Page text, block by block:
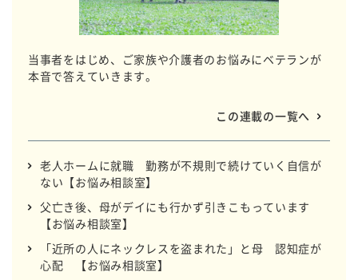
当事者をはじめ、ご家族や介護者のお悩みにベテランが
本音で答えていきます。
この連載の一覧へ
老人ホームに就職 勤務が不規則で続けていく自信が
ない【お悩み相談室】
父亡き後、母がデイにも行かず引きこもっています
【お悩み相談室】
「近所の人にネックレスを盗まれた」と母 認知症が
心配 【お悩み相談室】